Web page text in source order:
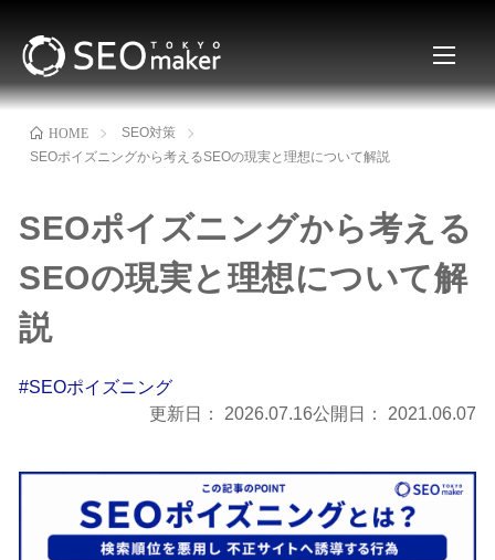
HOME
SEO対策
SEOポイズニングから考えるSEOの現実と理想について解説
SEOポイズニングから考える
SEOの現実と理想について解
説
#SEOポイズニング
更新日：
2026.07.16公開日： 2021.06.07